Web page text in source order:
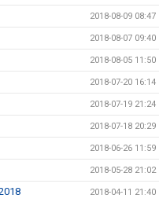
2018-08-09 08:47
2018-08-07 09:40
2018-08-05 11:50
2018-07-20 16:14
2018-07-19 21:24
2018-07-18 20:29
2018-06-26 11:59
2018-05-28 21:02
2018-04-11 21:40